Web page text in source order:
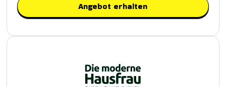
Angebot erhalten